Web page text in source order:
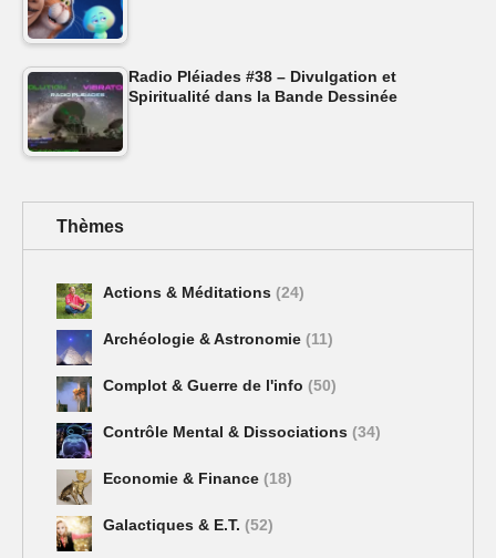
Radio Pléiades #38 – Divulgation et
Spiritualité dans la Bande Dessinée
Thèmes
Actions & Méditations (24)
Archéologie & Astronomie (11)
Complot & Guerre de l'info (50)
Contrôle Mental & Dissociations (34)
Economie & Finance (18)
Galactiques & E.T. (52)